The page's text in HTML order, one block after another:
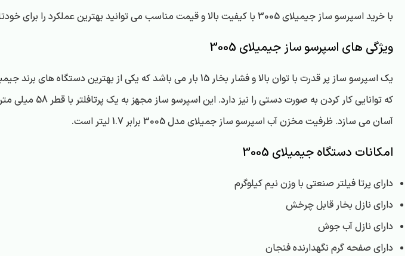
با خرید اسپرسو ساز جیمیلای 3005 با کیفیت بالا و قیمت مناسب می توانید بهترین عملکرد را برای خودتان فراهم آورید.
ویژگی های اسپرسو ساز جیمیلای 3005
که توانایی کار
آسان می سازد. ظرفیت مخزن آب اسپرسو ساز جمیلای مدل 3005 برابر 1.7 لیتر است.
امکانات دستگاه جیمیلای 3005
دارای پرتا فیلتر صنعتی با وزن نیم کیلوگرم
دارای نازل بخار قابل چرخش
دارای نازل آب جوش
دارای صفحه گرم نگهدارنده فنجان